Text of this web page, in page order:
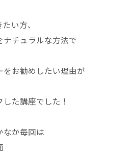
い方、
ナチュラルな方法で
お勧めしたい理由が
た講座でした！
なか毎回は